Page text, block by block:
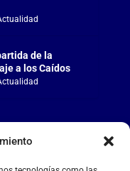
de la
a los Caídos